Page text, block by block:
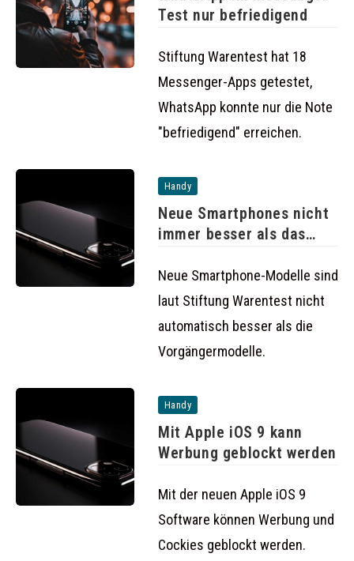
Test nur befriedigend
Stiftung Warentest hat 18
Messenger-Apps getestet,
WhatsApp konnte nur die Note
"befriedigend" erreichen.
Handy
Neue Smartphones nicht
immer besser als das
Neue Smartphone-Modelle sind
laut Stiftung Warentest nicht
automatisch besser als die
Vorgängermodelle.
Handy
Mit Apple iOS 9 kann
Werbung geblockt werden
Mit der neuen Apple iOS 9
Software können Werbung und
Cockies geblockt werden.